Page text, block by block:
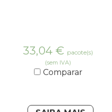
33,04 € pacote(s)
(sem IVA)
Comparar